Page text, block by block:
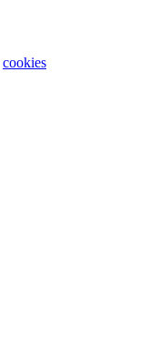
cookies